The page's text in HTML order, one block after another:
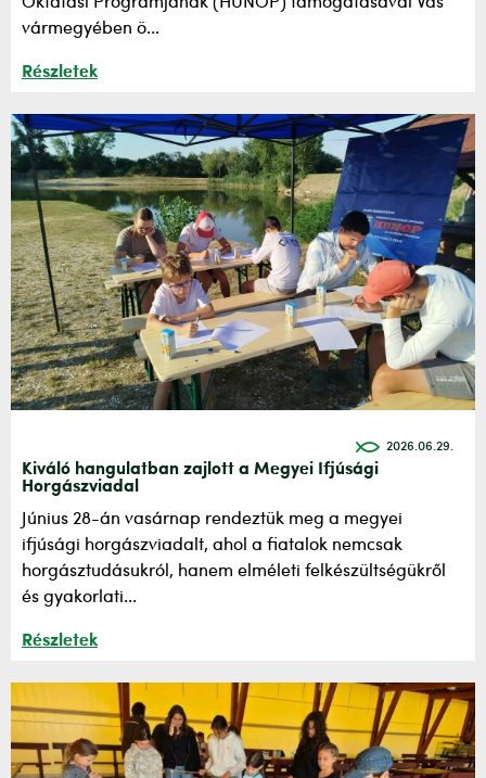
vármegyében ö...
Részletek
2026.06.29.
Kiváló hangulatban zajlott a Megyei Ifjúsági
Horgászviadal
Június 28-án vasárnap rendeztük meg a megyei
ifjúsági horgászviadalt, ahol a fiatalok nemcsak
horgásztudásukról, hanem elméleti felkészültségükről
és gyakorlati...
Részletek